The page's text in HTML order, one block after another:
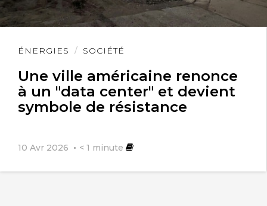
ÉNERGIES SOCIÉTÉ
Une ville américaine renonce
à un "data center" et devient
symbole de résistance
10 Avr 2026 < 1 minute
Lire